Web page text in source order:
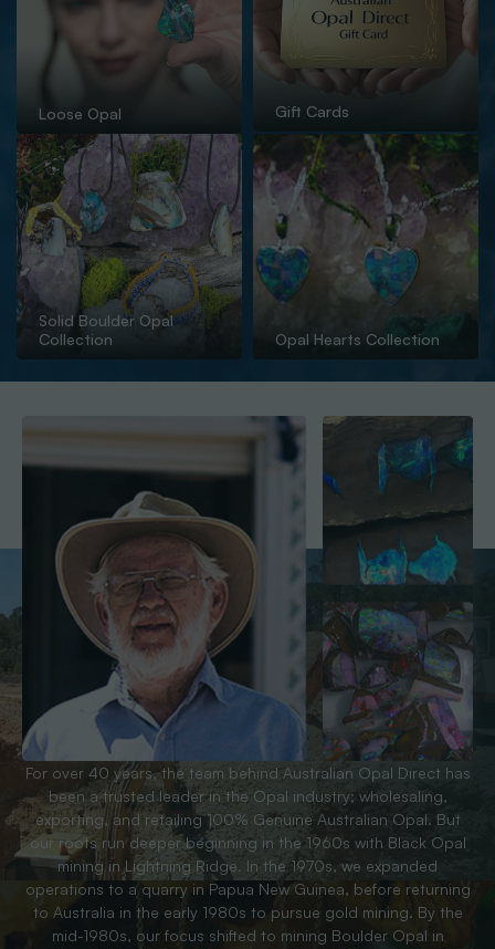
Loose Opal Gift Cards
Solid Boulder Opal
Collection
Opal Hearts Collection
For over 40 years, the team behind Australian Opal Direct has
been a trusted leader in the Opal industry; wholesaling,
exporting, and retailing 100% Genuine Australian Opal. But
our roots run deeper beginning in the 1960s with Black Opal
mining in Lightning Ridge. In the 1970s, we expanded
operations to a quarry in Papua New Guinea, before returning
to Australia in the early 1980s to pursue gold mining. By the
mid-1980s, our focus shifted to mining Boulder Opal in